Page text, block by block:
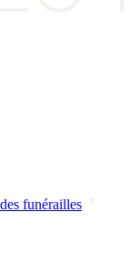
funérailles